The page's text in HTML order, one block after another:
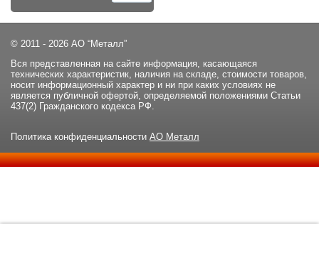
© 2011 - 2026 АО “Металл”
Вся представленная на сайте информация, касающаяся
технических характеристик, наличия на складе, стоимости товаров,
носит информационный характер и ни при каких условиях не
является публичной офертой, определяемой положениями Статьи
437(2) Гражданского кодекса РФ.
Политика конфиденциальности АО Металл